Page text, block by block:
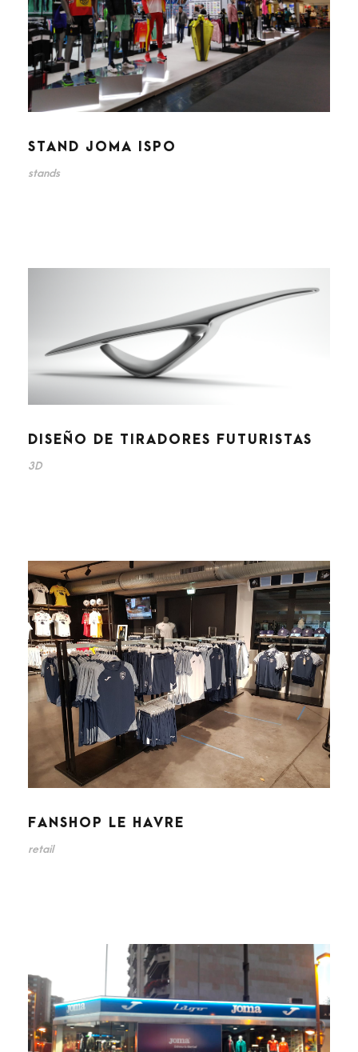
STAND JOMA ISPO
stands
DISEÑO DE TIRADORES FUTURISTAS
3D
FANSHOP LE HAVRE
retail